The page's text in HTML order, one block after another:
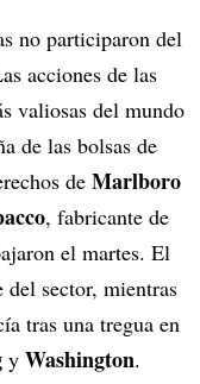
no participaron del
acciones de las
valiosas del mundo
de las bolsas de
de Marlboro
, fabricante de
el martes. El
sector, mientras
tras una tregua en
y Washington.